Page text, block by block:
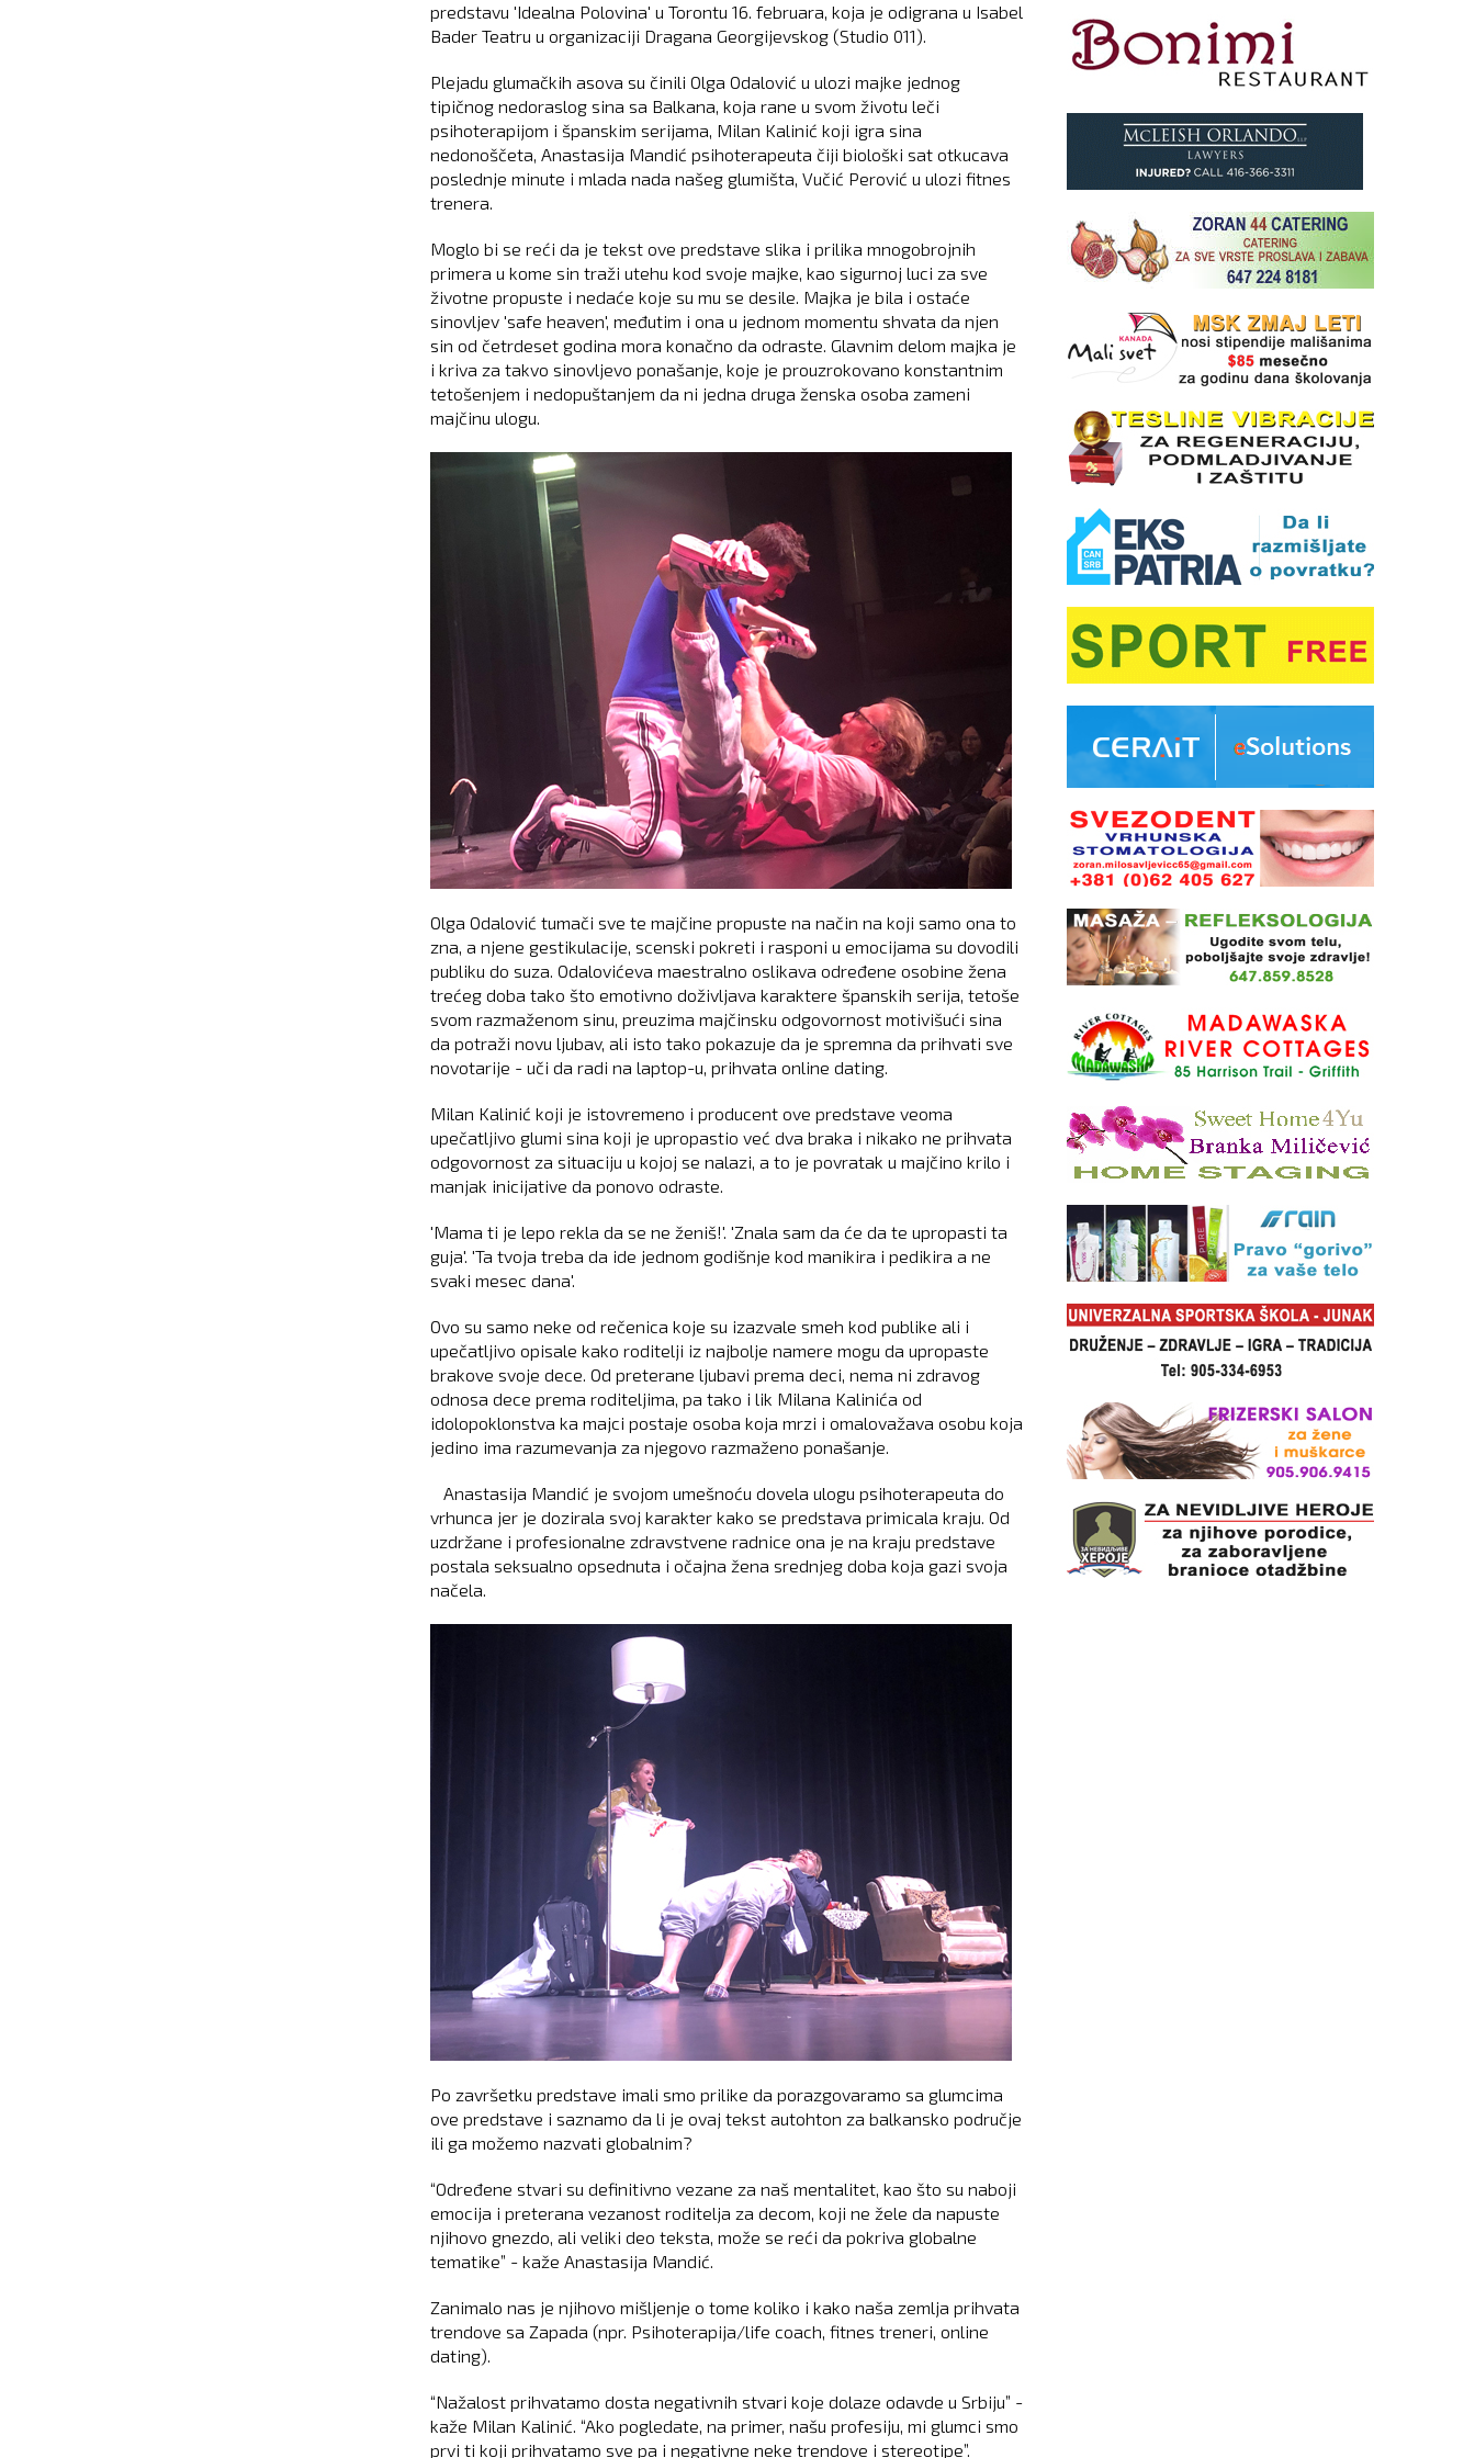
predstavu 'Idealna Polovina' u Torontu 16. februara, koja je odigrana u Isabel
Bader Teatru u organizaciji Dragana Georgijevskog (Studio 011).
Plejadu glumačkih asova su činili Olga Odalović u ulozi majke jednog
tipičnog nedoraslog sina sa Balkana, koja rane u svom životu leči
psihoterapijom i španskim serijama, Milan Kalinić koji igra sina
nedonoščeta, Anastasija Mandić psihoterapeuta čiji biološki sat otkucava
poslednje minute i mlada nada našeg glumišta, Vučić Perović u ulozi fitnes
trenera.
Moglo bi se reći da je tekst ove predstave slika i prilika mnogobrojnih
primera u kome sin traži utehu kod svoje majke, kao sigurnoj luci za sve
životne propuste i nedaće koje su mu se desile. Majka je bila i ostaće
sinovljev 'safe heaven', međutim i ona u jednom momentu shvata da njen
sin od četrdeset godina mora konačno da odraste. Glavnim delom majka je
i kriva za takvo sinovljevo ponašanje, koje je prouzrokovano konstantnim
tetošenjem i nedopuštanjem da ni jedna druga ženska osoba zameni
majčinu ulogu.
Olga Odalović tumači sve te majčine propuste na način na koji samo ona to
zna, a njene gestikulacije, scenski pokreti i rasponi u emocijama su dovodili
publiku do suza. Odalovićeva maestralno oslikava određene osobine žena
trećeg doba tako što emotivno doživljava karaktere španskih serija, tetoše
svom razmaženom sinu, preuzima majčinsku odgovornost motivišući sina
da potraži novu ljubav, ali isto tako pokazuje da je spremna da prihvati sve
novotarije - uči da radi na laptop-u, prihvata online dating.
Milan Kalinić koji je istovremeno i producent ove predstave veoma
upečatljivo glumi sina koji je upropastio već dva braka i nikako ne prihvata
odgovornost za situaciju u kojoj se nalazi, a to je povratak u majčino krilo i
manjak inicijative da ponovo odraste.
'Mama ti je lepo rekla da se ne ženiš!'. 'Znala sam da će da te upropasti ta
guja'. 'Ta tvoja treba da ide jednom godišnje kod manikira i pedikira a ne
svaki mesec dana'.
Ovo su samo neke od rečenica koje su izazvale smeh kod publike ali i
upečatljivo opisale kako roditelji iz najbolje namere mogu da upropaste
brakove svoje dece. Od preterane ljubavi prema deci, nema ni zdravog
odnosa dece prema roditeljima, pa tako i lik Milana Kalinića od
idolopoklonstva ka majci postaje osoba koja mrzi i omalovažava osobu koja
jedino ima razumevanja za njegovo razmaženo ponašanje.
Anastasija Mandić je svojom umešnoću dovela ulogu psihoterapeuta do
vrhunca jer je dozirala svoj karakter kako se predstava primicala kraju. Od
uzdržane i profesionalne zdravstvene radnice ona je na kraju predstave
postala seksualno opsednuta i očajna žena srednjeg doba koja gazi svoja
načela.
Po završetku predstave imali smo prilike da porazgovaramo sa glumcima
ove predstave i saznamo da li je ovaj tekst autohton za balkansko područje
ili ga možemo nazvati globalnim?
“Određene stvari su definitivno vezane za naš mentalitet, kao što su naboji
emocija i preterana vezanost roditelja za decom, koji ne žele da napuste
njihovo gnezdo, ali veliki deo teksta, može se reći da pokriva globalne
tematike” - kaže Anastasija Mandić.
Zanimalo nas je njihovo mišljenje o tome koliko i kako naša zemlja prihvata
trendove sa Zapada (npr. Psihoterapija/life coach, fitnes treneri, online
dating).
“Nažalost prihvatamo dosta negativnih stvari koje dolaze odavde u Srbiju” -
kaže Milan Kalinić. “Ako pogledate, na primer, našu profesiju, mi glumci smo
prvi ti koji prihvatamo sve pa i negativne neke trendove i stereotipe”.